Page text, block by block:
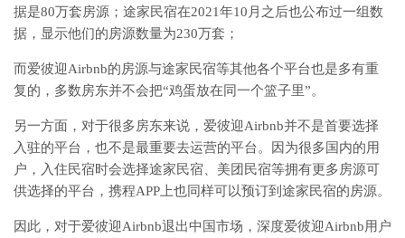
据是80万套房源；途家民宿在2021年10月之后也公布过一组数
据，显示他们的房源数量为230万套；
而爱彼迎Airbnb的房源与途家民宿等其他各个平台也是多有重
复的，多数房东并不会把“鸡蛋放在同一个篮子里”。
另一方面，对于很多房东来说，爱彼迎Airbnb并不是首要选择
入驻的平台，也不是最重要去运营的平台。因为很多国内的用
户，入住民宿时会选择途家民宿、美团民宿等拥有更多房源可
供选择的平台，携程APP上也同样可以预订到途家民宿的房源。
因此，对于爱彼迎Airbnb退出中国市场，深度爱彼迎Airbnb用户